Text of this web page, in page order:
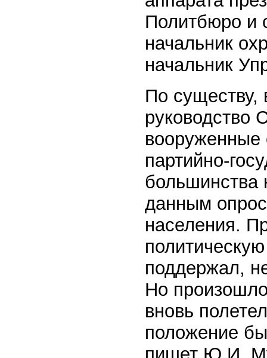
Политбюро и
начальник
начальник
По
руководство
партийно-
большинства
данным
населения.
поддержал,
Но
вновь
положение